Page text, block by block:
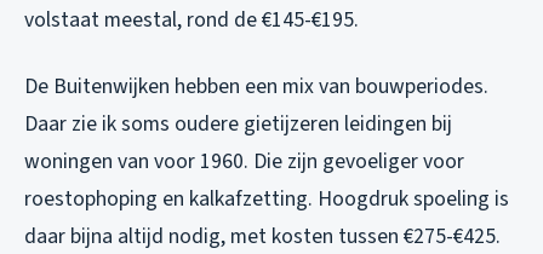
volstaat meestal, rond de €145-€195.
De Buitenwijken hebben een mix van bouwperiodes.
Daar zie ik soms oudere gietijzeren leidingen bij
woningen van voor 1960. Die zijn gevoeliger voor
roestophoping en kalkafzetting. Hoogdruk spoeling is
daar bijna altijd nodig, met kosten tussen €275-€425.